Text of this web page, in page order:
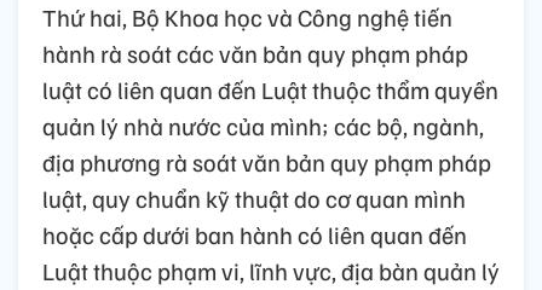
Thứ hai, Bộ Khoa học và Công nghệ tiến
hành rà soát các văn bản quy phạm pháp
luật có liên quan đến Luật thuộc thẩm quyền
quản lý nhà nước của mình; các bộ, ngành,
địa phương rà soát văn bản quy phạm pháp
luật, quy chuẩn kỹ thuật do cơ quan mình
hoặc cấp dưới ban hành có liên quan đến
Luật thuộc phạm vi, lĩnh vực, địa bàn quản lý